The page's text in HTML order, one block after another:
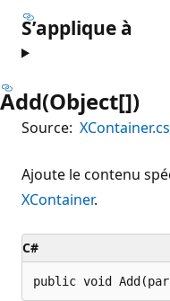
S’applique à
Add(Object[])
Source: XContainer.cs
Ajoute le contenu
XContainer.
C#
public void